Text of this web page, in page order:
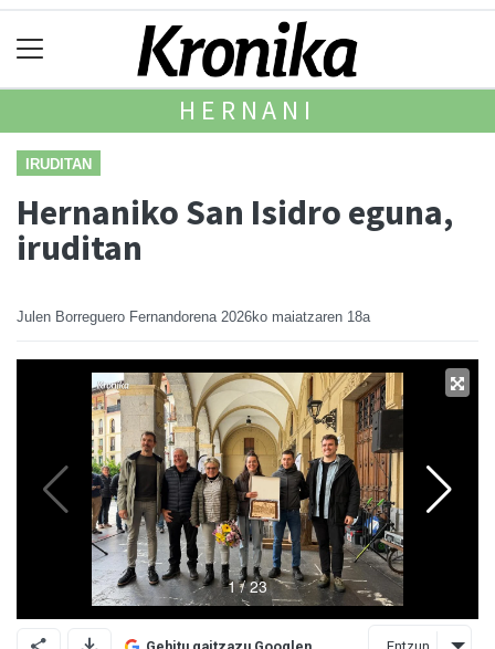
HERNANI
IRUDITAN
Hernaniko San Isidro eguna,
iruditan
Julen Borreguero Fernandorena 2026ko maiatzaren 18a